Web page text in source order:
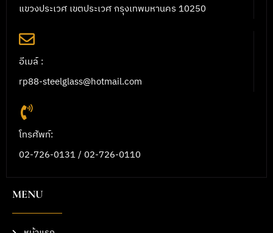
แขวงประเวศ เขตประเวศ กรุงเทพมหานคร 10250
อีเมล์ :
rp88-steelglass@hotmail.com
โทรศัพท์:
02-726-0131 / 02-726-0110
MENU